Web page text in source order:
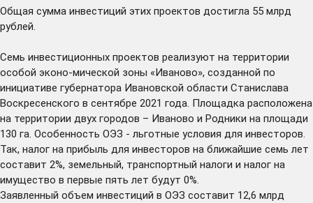
Общая сумма инвестиций этих проектов достигла 55 млрд
рублей.
Семь инвестиционных проектов реализуют на территории
особой эконо-мической зоны «Иваново», созданной по
инициативе губернатора Ивановской области Станислава
Воскресенского в сентябре 2021 года. Площадка расположена
на территории двух городов – Иваново и Родники на площади
130 га. Особенность ОЭЗ - льготные условия для инвесторов.
Так, налог на прибыль для инвесторов на ближайшие семь лет
составит 2%, земельный, транспортный налоги и налог на
имущество в первые пять лет будут 0%.
Заявленный объем инвестиций в ОЭЗ составит 12,6 млрд